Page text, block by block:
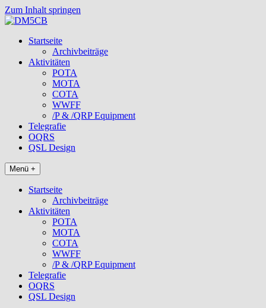
Zum Inhalt springen
Startseite
Archivbeiträge
Aktivitäten
POTA
MOTA
COTA
WWFF
/P & /QRP Equipment
Telegrafie
OQRS
QSL Design
Menü +
Startseite
Archivbeiträge
Aktivitäten
POTA
MOTA
COTA
WWFF
/P & /QRP Equipment
Telegrafie
OQRS
QSL Design